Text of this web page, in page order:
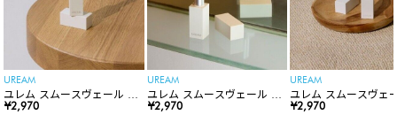
UREAM
ユレム スムースヴェール リ
ップスティック
¥2,970
UREAM
ユレム スムースヴェール リ
ップスティック
¥2,970
UREAM
ユレム スムースヴェ
ップスティック
¥2,970